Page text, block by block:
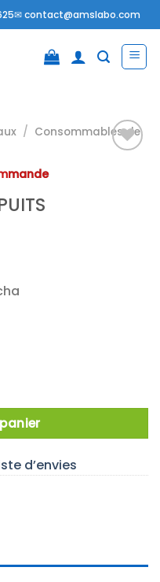
contact@amslabo.com
/ Consommables de
d’envies